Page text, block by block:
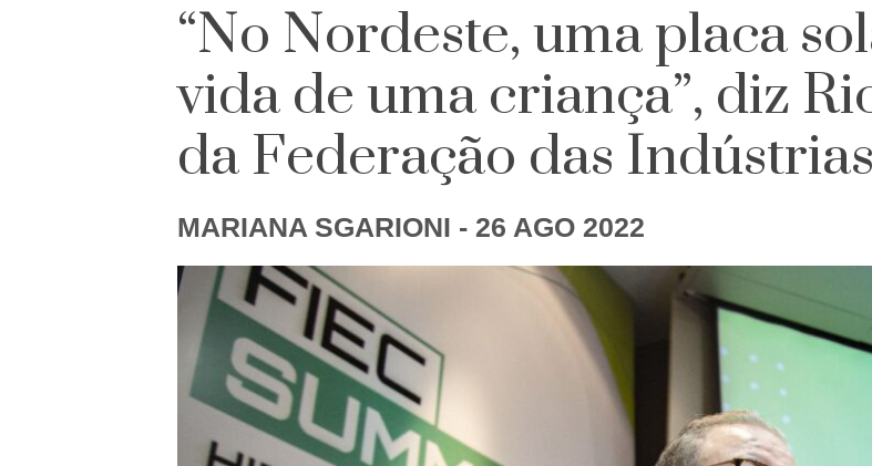
“No Nordeste, uma placa
vida de uma criança”, diz
da Federação das
MARIANA SGARIONI - 26 AGO 2022